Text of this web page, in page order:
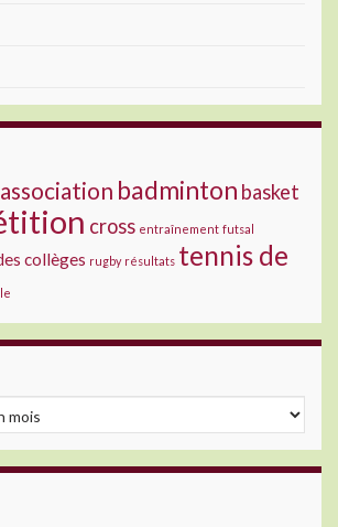
association badminton basket
cross entraînement futsal
collèges rugby résultats tennis de